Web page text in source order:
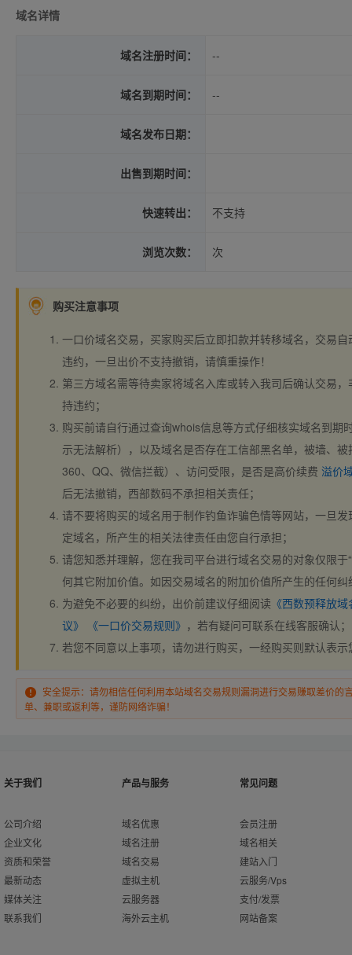
域名详情
域名注册时间： --
域名到期时间： --
域名发布日期：
出售到期时间：
快速转出： 不支持
浏览次数： 次
购买注意事项
一口价域名交易，买家购买后立即扣款并转移域名，交易
违约，一旦出价不支持撤销，请慎重操作！
第三方域名需等待卖家将域名入库或转入我司后确认交易
持违约；
购买前请自行通过查询whois信息等方式仔细核实域名到期
示无法解析），以及域名是否存在工信部黑名单，被墙、
360、QQ、微信拦截）、访问受限，是否是高价续费 溢价
后无法撤销，西部数码不承担相关责任；
请不要将购买的域名用于制作钓鱼诈骗色情等网站，一旦
定域名，所产生的相关法律责任由您自行承担；
请您知悉并理解，您在我司平台进行域名交易的对象仅限于
何其它附加价值。如因交易域名的附加价值所产生的任何
为避免不必要的纠纷，出价前建议仔细阅读 《西数预释放
议》
《一口价交易规则》 ，若有疑问可联系在线客服确认；
若您不同意以上事项，请勿进行购买，一经购买则默认表
安全提示：请勿相信任何利用本站域名交易规则漏洞进行交易赚取差价的
单、兼职或返利等，谨防网络诈骗！
关于我们
公司介绍
企业文化
资质和荣誉
最新动态
媒体关注
联系我们
产品与服务
域名优惠
域名注册
域名交易
虚拟主机
云服务器
海外云主机
常见问题
会员注册
域名相关
建站入门
云服务/Vps
支付/发票
网站备案